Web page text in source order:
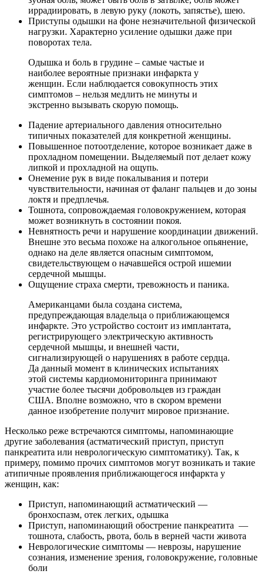
иррадиировать, в левую руку (локоть, запястье), шею.
Приступы одышки на фоне незначительной физической
нагрузки. Характерно усиление одышки даже при
поворотах тела.
Одышка и боль в грудине – самые частые и
наиболее вероятные признаки инфаркта у
женщин. Если наблюдается совокупность этих
симптомов – нельзя медлить не минуты и
экстренно вызывать скорую помощь.
Падение артериального давления относительно
типичных показателей для конкретной женщины.
Повышенное потоотделение, которое возникает даже в
прохладном помещении. Выделяемый пот делает кожу
липкой и прохладной на ощупь.
Онемение рук в виде покалывания и потери
чувствительности, начиная от фаланг пальцев и до зоны
локтя и предплечья.
Тошнота, сопровождаемая головокружением, которая
может возникнуть в состоянии покоя.
Невнятность речи и нарушение координации движений.
Внешне это весьма похоже на алкогольное опьянение,
однако на деле является опасным симптомом,
свидетельствующем о начавшейся острой ишемии
сердечной мышцы.
Ощущение страха смерти, тревожность и паника.
Американцами была создана система,
предупреждающая владельца о приближающемся
инфаркте. Это устройство состоит из имплантата,
регистрирующего электрическую активность
сердечной мышцы, и внешней части,
сигнализирующей о нарушениях в работе сердца.
Да данный момент в клинических испытаниях
этой системы кардиомониторинга принимают
участие более тысячи добровольцев из граждан
США. Вполне возможно, что в скором времени
данное изобретение получит мировое признание.
Несколько реже встречаются симптомы, напоминающие
другие заболевания (астматический приступ, приступ
панкреатита или неврологическую симптоматику). Так, к
примеру, помимо прочих симптомов могут возникать и такие
атипичные проявления приближающегося инфаркта у
женщин, как:
Приступ, напоминающий астматический —
бронхоспазм, отек легких, одышка
Приступ, напоминающий обострение панкреатита —
тошнота, слабость, рвота, боль в верней части живота
Неврологические симптомы — неврозы, нарушение
сознания, изменение зрения, головокружение, головные
боли